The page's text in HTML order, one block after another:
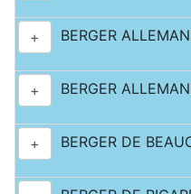
+ BERGER
+ BERGER
+ BERGER DE